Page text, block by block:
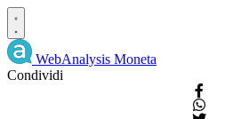
WebAnalysis Moneta
Condividi